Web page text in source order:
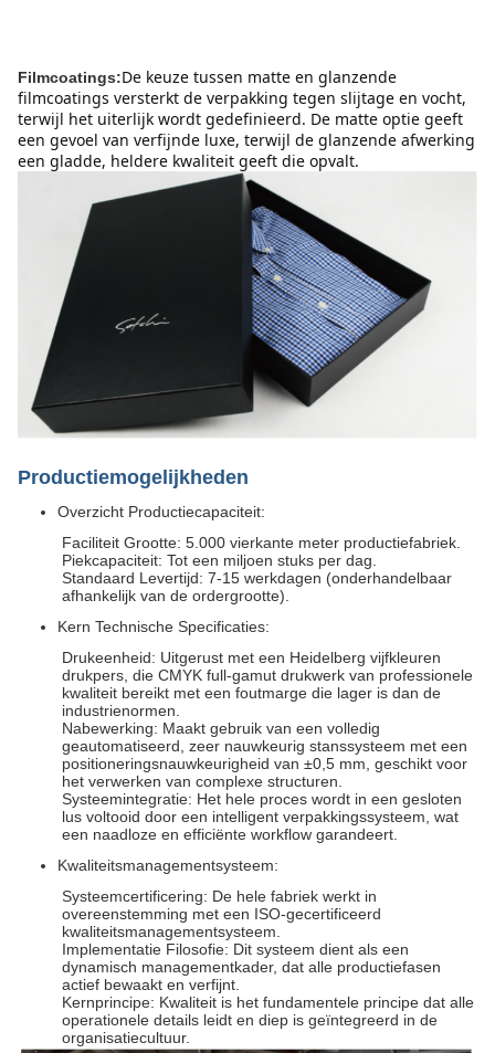
Filmcoatings:De keuze tussen matte en glanzende
filmcoatings versterkt de verpakking tegen slijtage en vocht,
terwijl het uiterlijk wordt gedefinieerd. De matte optie geeft
een gevoel van verfijnde luxe, terwijl de glanzende afwerking
een gladde, heldere kwaliteit geeft die opvalt.
Productiemogelijkheden
Overzicht Productiecapaciteit:
Faciliteit Grootte: 5.000 vierkante meter productiefabriek.
Piekcapaciteit: Tot een miljoen stuks per dag.
Standaard Levertijd: 7-15 werkdagen (onderhandelbaar
afhankelijk van de ordergrootte).
Kern Technische Specificaties:
Drukeenheid: Uitgerust met een Heidelberg vijfkleuren
drukpers, die CMYK full-gamut drukwerk van professionele
kwaliteit bereikt met een foutmarge die lager is dan de
industrienormen.
Nabewerking: Maakt gebruik van een volledig
geautomatiseerd, zeer nauwkeurig stanssysteem met een
positioneringsnauwkeurigheid van ±0,5 mm, geschikt voor
het verwerken van complexe structuren.
Systeemintegratie: Het hele proces wordt in een gesloten
lus voltooid door een intelligent verpakkingssysteem, wat
een naadloze en efficiënte workflow garandeert.
Kwaliteitsmanagementsysteem:
Systeemcertificering: De hele fabriek werkt in
overeenstemming met een ISO-gecertificeerd
kwaliteitsmanagementsysteem.
Implementatie Filosofie: Dit systeem dient als een
dynamisch managementkader, dat alle productiefasen
actief bewaakt en verfijnt.
Kernprincipe: Kwaliteit is het fundamentele principe dat alle
operationele details leidt en diep is geïntegreerd in de
organisatiecultuur.